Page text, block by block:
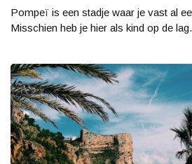
Pompeï is een stadje waar je vast al
Misschien heb je hier als kind op de